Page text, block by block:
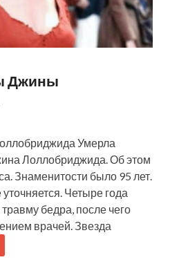
Джины
Умерла
Лоллобриджида. Об этом
Знаменитости было 95 лет.
Четыре года
бедра, после чего
врачей. Звезда